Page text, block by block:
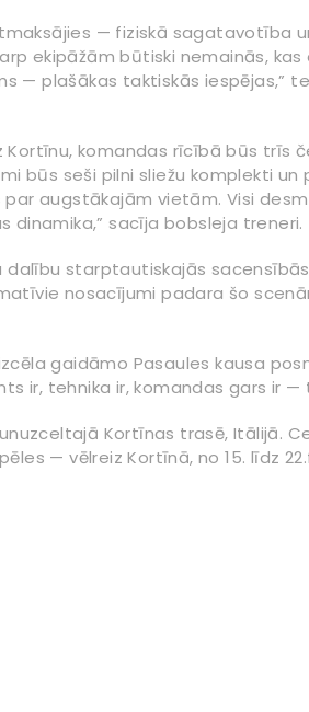
— fiziskā sagatavotība
ekipāžām būtiski nemainās,
plašākas taktiskās iespējas,”
komandas rīcībā būs trīs
būs seši pilni sliežu komplekti
augstākajām vietām. Visi
sacīja bobsleja treneri.
starptautiskajās
nosacījumi padara šo
gaidāmo Pasaules kausa
ir, tehnika ir, komandas gars ir
Kortīnas trasē, Itālijā.
— vēlreiz Kortīnā, no 15. līdz